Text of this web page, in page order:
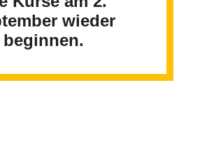
wieder
beginnen.